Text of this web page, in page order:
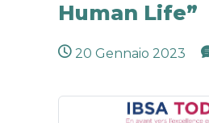
Human Life”
20 Gennaio 2023